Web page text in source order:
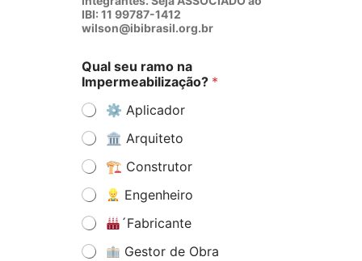
IBI: 11 99787-1412
wilson@ibibrasil.org.br
Qual seu ramo na
Impermeabilização? *
⚙ Aplicador
🏛 Arquiteto
🏗 Construtor
Engenheiro
´Fabricante
Gestor de Obra